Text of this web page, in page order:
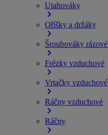
Utahováky
Oříšky a držáky
Šroubováky rázové
Frézky vzduchové
Vrtačky vzduchové
Ráčny vzduchové
Ráčny